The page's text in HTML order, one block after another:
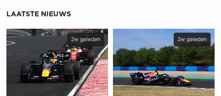
LAATSTE NIEUWS
2w geleden 2w geleden